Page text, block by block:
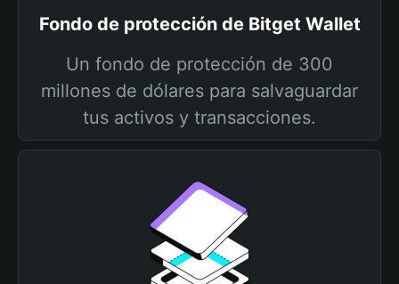
Fondo de protección de Bitget Wallet
Un fondo de protección de 300
millones de dólares para salvaguardar
tus activos y transacciones.